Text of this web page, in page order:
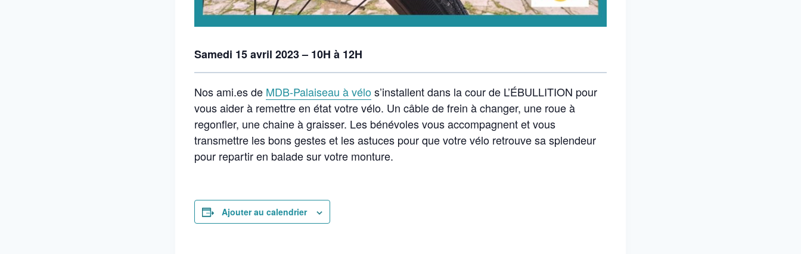
Samedi 15 avril 2023 – 10H à 12H
Nos ami.es de MDB-Palaiseau à vélos’installent dans la cour de L’ÉBULLITION pour
vous aider à remettre en état votre vélo. Un câble de frein à changer, une roue à
regonfler, une chaine à graisser. Les bénévoles vous accompagnent et vous
transmettre les bons gestes et les astuces pour que votre vélo retrouve sa splendeur
pour repartir en balade sur votre monture.
Ajouter au calendrier